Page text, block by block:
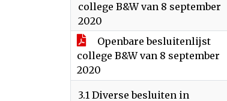
college B&W van 8 september
2020
Openbare besluitenlijst
college B&W van 8 september
2020
3.1 Diverse besluiten in